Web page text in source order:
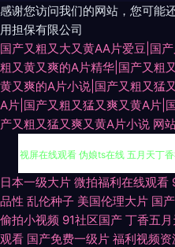
感谢您访问我们的网站，您可能
用担保有限公司
国产又粗又大又黄AA片爱豆|国
粗又黄又爽的A片精华|国产又粗
黄又爽的A片小说|国产又粗又猛
A片|国产又粗又猛又爽又黄A片|
产又粗又猛又爽又黄A片小说 网
91tv成人 草逼小电影 欧美性爰aa
视屏在线观看 伪娘ts在线 五月天丁
日本一级大片 微拍福利在线观看
品性 乱伦种子 美国伦理大片 国
偷拍小视频 91社区国产 丁香五
观看 国产免费一级片 福利视频资